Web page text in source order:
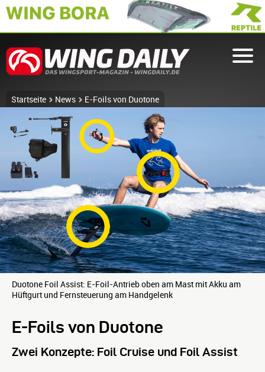
Startseite News E-Foils von Duotone
Duotone Foil Assist: E-Foil-Antrieb oben am Mast mit Akku am
Hüftgurt und Fernsteuerung am Handgelenk
E-Foils von Duotone
Zwei Konzepte: Foil Cruise und Foil Assist